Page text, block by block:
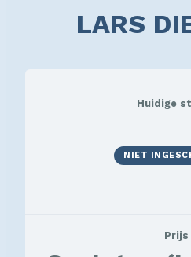
LARS
Huidige
NIET
Prijs